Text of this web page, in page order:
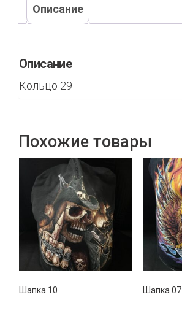
Описание
Описание
Кольцо 29
Похожие товары
Шапка 10 Шапка 07